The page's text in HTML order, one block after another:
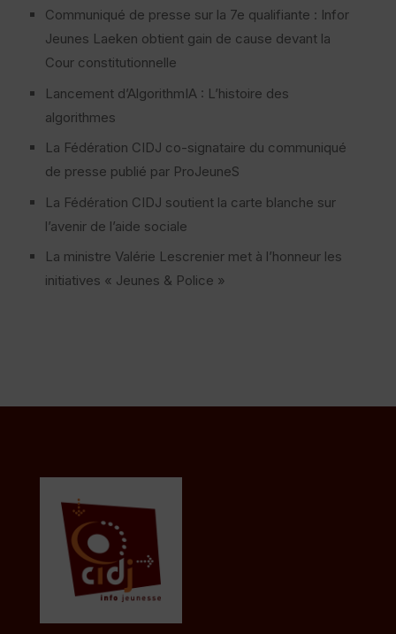
Communiqué de presse sur la 7e qualifiante : Infor
Jeunes Laeken obtient gain de cause devant la
Cour constitutionnelle
Lancement d’AlgorithmIA : L’histoire des
algorithmes
La Fédération CIDJ co-signataire du communiqué
de presse publié par ProJeuneS
La Fédération CIDJ soutient la carte blanche sur
l’avenir de l’aide sociale
La ministre Valérie Lescrenier met à l’honneur les
initiatives « Jeunes & Police »